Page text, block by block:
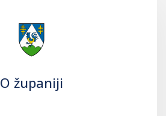
O županiji